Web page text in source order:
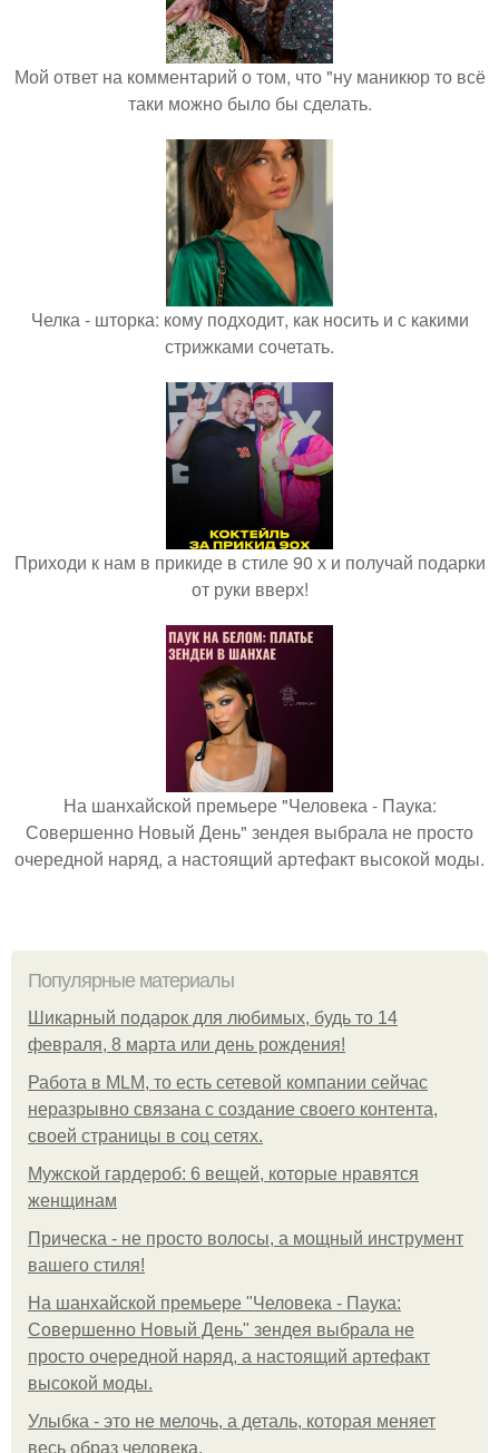
Мой ответ на комментарий о том, что "ну маникюр то всё
таки можно было бы сделать.
Челка - шторка: кому подходит, как носить и с какими
стрижками сочетать.
Приходи к нам в прикиде в стиле 90 х и получай подарки
от руки вверх!
На шанхайской премьере "Человека - Паука:
Совершенно Новый День" зендея выбрала не просто
очередной наряд, а настоящий артефакт высокой моды.
Популярные материалы
Шикарный подарок для любимых, будь то 14
февраля, 8 марта или день рождения!
Работа в MLM, то есть сетевой компании сейчас
неразрывно связана с создание своего контента,
своей страницы в соц сетях.
Мужской гардероб: 6 вещей, которые нравятся
женщинам
Прическа - не просто волосы, а мощный инструмент
вашего стиля!
На шанхайской премьере "Человека - Паука:
Совершенно Новый День" зендея выбрала не
просто очередной наряд, а настоящий артефакт
высокой моды.
Улыбка - это не мелочь, а деталь, которая меняет
весь образ человека.